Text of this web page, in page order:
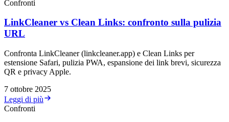
Confronti
LinkCleaner vs Clean Links: confronto sulla pulizia
URL
Confronta LinkCleaner (linkcleaner.app) e Clean Links per
estensione Safari, pulizia PWA, espansione dei link brevi, sicurezza
QR e privacy Apple.
7 ottobre 2025
Leggi di più
Confronti